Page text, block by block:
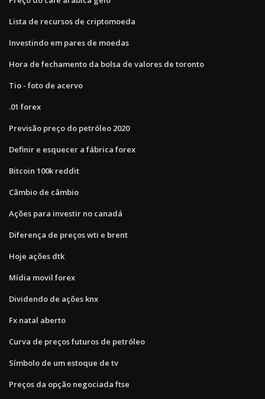
Lista de recursos de criptomoeda
Investindo em pares de moedas
Hora de fechamento da bolsa de valores de toronto
Tio - foto de acervo
.01 forex
Previsão preço do petróleo 2020
Definir e esquecer a fábrica forex
Bitcoin 100k reddit
Câmbio de câmbio
Ações para investir no canadá
Diferença de preços wti e brent
Hoje ações dtk
Mídia movil forex
Dividendo de ações knx
Fx natal aberto
Curva de preços futuros de petróleo
Símbolo de um estoque de tv
Preços da opção negociada ftse